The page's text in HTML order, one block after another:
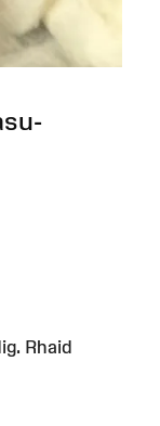
Rhaid